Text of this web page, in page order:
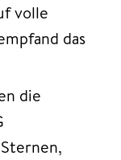
volle
das
die